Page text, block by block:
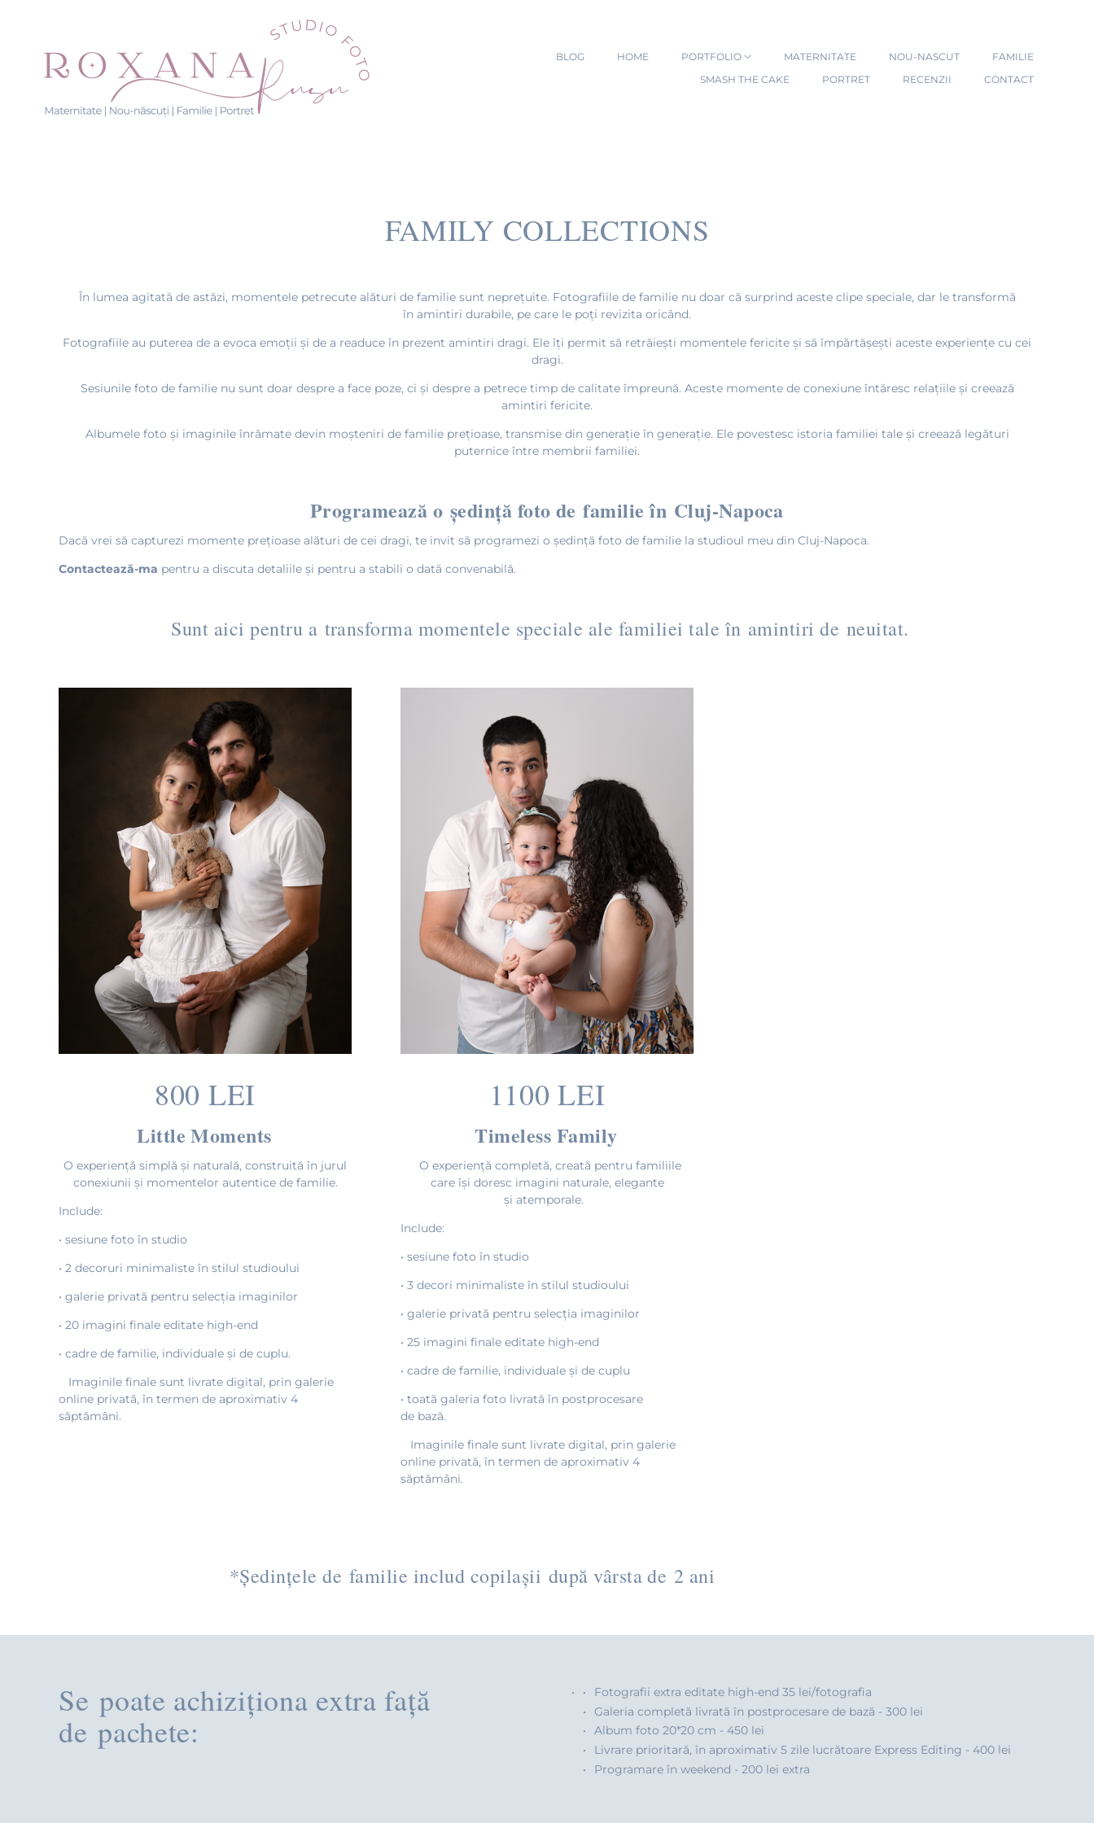
BLOG HOME PORTFOLIO MATERNITATE NOU-NASCUT
FAMILIE
SMASH THE CAKE
PORTRET RECENZII CONTACT
FAMILY COLLECTIONS
În lumea agitată de astăzi, momentele petrecute alături de familie sunt neprețuite. Fotografiile de familie nu doar că surprind aceste clipe speciale, dar le transformă
în amintiri durabile, pe care le poți revizita oricând.
Fotografiile au puterea de a evoca emoții și de a readuce în prezent amintiri dragi. Ele îți permit să retrăiești momentele fericite și să împărtășești aceste experiențe cu cei
dragi.
Sesiunile foto de familie nu sunt doar despre a face poze, ci și despre a petrece timp de calitate împreună. Aceste momente de conexiune întăresc relațiile și creează
amintiri fericite.
Albumele foto și imaginile înrămate devin moșteniri de familie prețioase, transmise din generație în generație. Ele povestesc istoria familiei tale și creează legături
puternice între membrii familiei.
Programează o ședință foto de familie în Cluj-Napoca
Dacă vrei să capturezi momente prețioase alături de cei dragi, te invit să programezi o ședință foto de familie la studioul meu din Cluj-Napoca.
Contactează-ma pentru a discuta detaliile și pentru a stabili o dată convenabilă.
Sunt aici pentru a transforma momentele speciale ale familiei tale în amintiri de neuitat.
800 LEI
Little Moments
O experiență simplă și naturală, construită în jurul
conexiunii și momentelor autentice de familie.
Include:
• sesiune foto în studio
• 2 decoruri minimaliste în stilul studioului
• galerie privată pentru selecția imaginilor
• 20 imagini finale editate high-end
• cadre de familie, individuale și de cuplu.
Imaginile finale sunt livrate digital, prin galerie
online privată, în termen de aproximativ 4
săptămâni.
1100 LEI
Timeless Family
O experiență completă, creată pentru familiile
care își doresc imagini naturale, elegante
și atemporale.
Include:
• sesiune foto în studio
• 3 decori minimaliste în stilul studioului
• galerie privată pentru selecția imaginilor
• 25 imagini finale editate high-end
• cadre de familie, individuale și de cuplu
• toată galeria foto livrată în postprocesare
de bază.
Imaginile finale sunt livrate digital, prin galerie
online privată, în termen de aproximativ 4
săptămâni.
*Ședințele de familie includ copilașii după vârsta de 2 ani
Se poate achiziționa extra față
de pachete:
Fotografii extra editate high-end 35 lei/fotografia
Galeria completă livrată în postprocesare de bază - 300 lei
Album foto 20*20 cm - 450 lei
Livrare prioritară, în aproximativ 5 zile lucrătoare Express Editing - 400 lei
Programare în weekend - 200 lei extra